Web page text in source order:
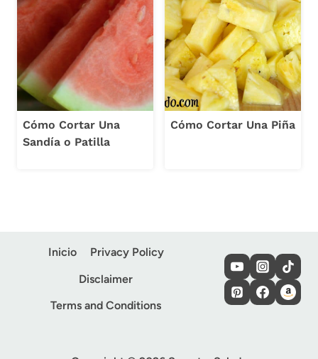
Cómo Cortar Una
Sandía o Patilla
Cómo Cortar Una Piña
Inicio
Privacy Policy
Disclaimer
Terms and Conditions